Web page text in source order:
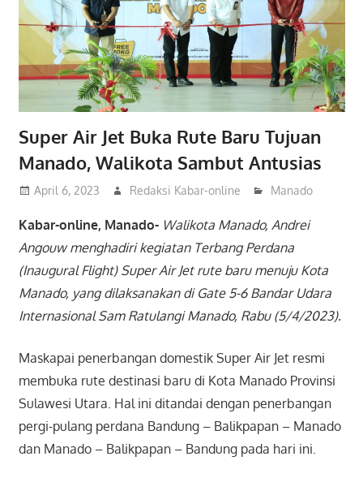
Super Air Jet Buka Rute Baru Tujuan
Manado, Walikota Sambut Antusias
April 6, 2023 Redaksi Kabar-online Manado
Kabar-online, Manado- Walikota Manado, Andrei
Angouw menghadiri kegiatan Terbang Perdana
(Inaugural Flight) Super Air Jet rute baru menuju Kota
Manado, yang dilaksanakan di Gate 5-6 Bandar Udara
Internasional Sam Ratulangi Manado, Rabu (5/4/2023).
Maskapai penerbangan domestik Super Air Jet resmi
membuka rute destinasi baru di Kota Manado Provinsi
Sulawesi Utara. Hal ini ditandai dengan penerbangan
pergi-pulang perdana Bandung – Balikpapan – Manado
dan Manado – Balikpapan – Bandung pada hari ini.